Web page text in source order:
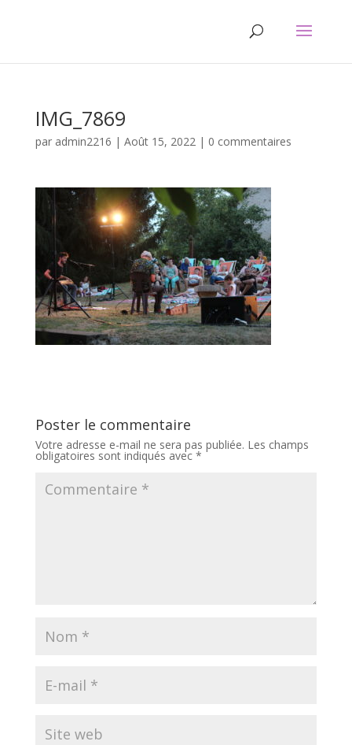
IMG_7869
par admin2216 | Août 15, 2022| 0 commentaires
Poster le commentaire
Votre adresse e-mail ne sera pas publiée. Les champs
obligatoires sont indiqués avec *